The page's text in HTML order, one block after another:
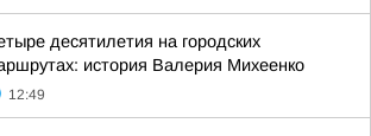
десятилетия на городских
история Валерия Михеенко
12:49